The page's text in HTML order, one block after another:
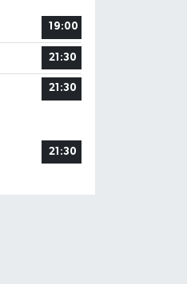
19:00
21:30
21:30
21:30